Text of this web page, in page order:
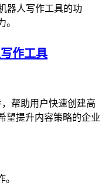
器人写作工具的功
。
作工具
帮助用户快速创建高
望提升内容策略的企业